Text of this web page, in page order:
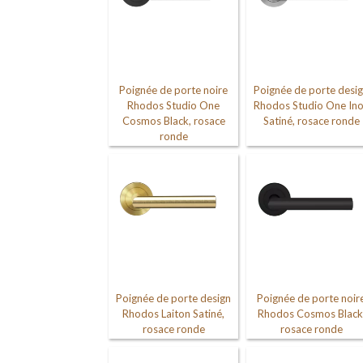
Poignée de porte noire
Rhodos Studio One
Cosmos Black, rosace
ronde
Poignée de porte
Rhodos Studio One
Satiné, rosace ronde
Poignée de porte design
Rhodos Laiton Satiné,
rosace ronde
Poignée de porte
Rhodos Cosmos
rosace ronde